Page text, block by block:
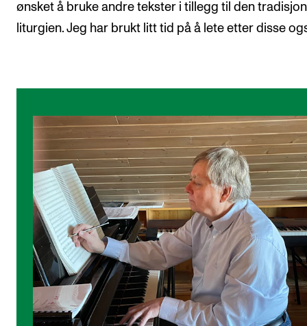
Aktuelle saker
Organisering av NMH
Hvem gjør hva i administrasjonen
ønsket å bruke andre tekster i tillegg til den
liturgien. Jeg har brukt litt tid på å lete etter disse